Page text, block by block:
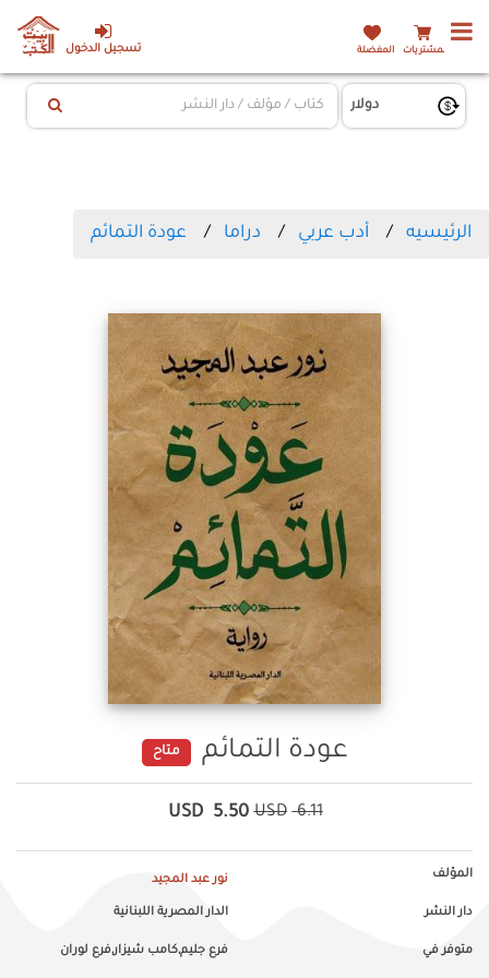
تسجيل الدخول المشتريات المفضلة
الرئيسيه أدب عربي دراما عودة التمائم
عودة التمائم متاح
6.11
USD
5.50
USD
المؤلف نور عبد المجيد
دار النشر الدار المصرية اللبنانية
متوفر في فرع جليم,كامب شيزار,فرع لوران